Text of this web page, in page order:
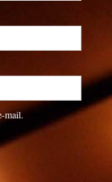
mail.